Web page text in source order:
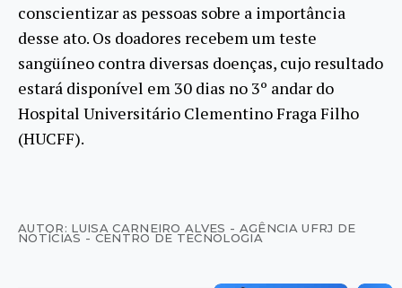
conscientizar as pessoas sobre a importância
desse ato. Os doadores recebem um teste
sangüíneo contra diversas doenças, cujo resultado
estará disponível em 30 dias no 3º andar do
Hospital Universitário Clementino Fraga Filho
(HUCFF).
AUTOR: LUISA CARNEIRO ALVES - AGÊNCIA UFRJ DE
NOTÍCIAS - CENTRO DE TECNOLOGIA